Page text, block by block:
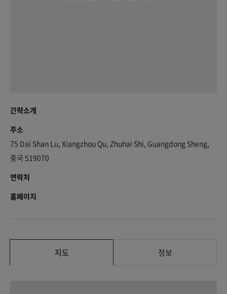
간략소개
주소
75 Dai Shan Lu, Xiangzhou Qu, Zhuhai Shi, Guangdong Sheng,
중국 519070
연락처
홈페이지
지도 정보